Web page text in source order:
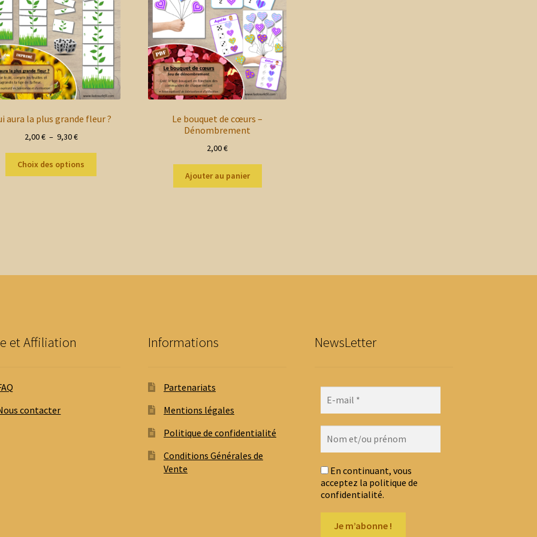
aura la plus grande fleur ?
2,00€ – 9,30€Plage
prix :
2,00 €
Choix des options
choisies
Le bouquet de cœurs –
Dénombrement
2,00€
Ajouter au panier
et Affiliation
contacter
Informations
Partenariats
Mentions légales
Politique de confidentialité
Conditions Générales de
Vente
NewsLetter
En continuant, vous
acceptez la politique de
confidentialité.